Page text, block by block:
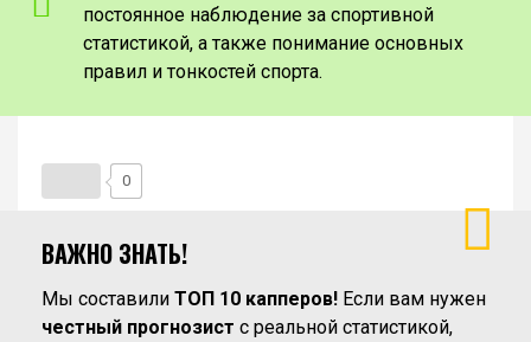
постоянное наблюдение за спортивной
статистикой, а также понимание основных
правил и тонкостей спорта.
0
ВАЖНО ЗНАТЬ!
Мы составили ТОП 10 капперов! Если вам нужен
честный прогнозист с реальной статистикой,